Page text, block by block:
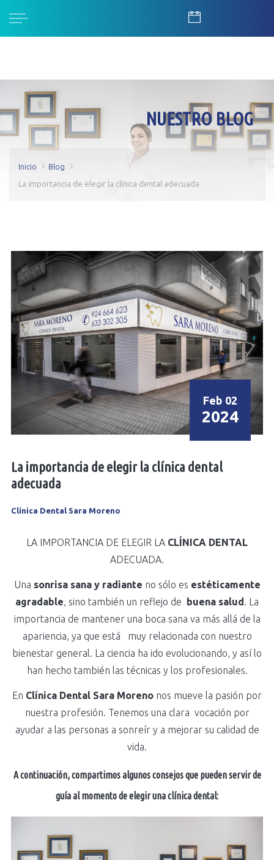
NUESTRO BLOG
Inicio
Blog
La importancia de elegir la clínica dental adecuada
Feb 02
2024
La importancia de elegir la clínica dental
adecuada
Clínica Dental Sara Moreno
LA IMPORTANCIA DE ELEGIR LA CLÍNICA DENTAL
ADECUADA.
Una sonrisa sana y radiante no sólo es estéticamente
agradable , sino también un reflejo de buena salud
. La
importancia de mantener una boca sana va más allá de la
apariencia, ya que está muy relacionada con nuestro
bienestar general. La ciencia ha ido evolucionando, y así lo
han hecho también las técnicas y los profesionales.
En Clínica Dental Sara Moreno nos mueve la pasión por
nuestra profesión. Tenemos una clara vocación por
ayudar a las personas a sonreír y a mejorar su calidad de
vida.
A continuación, compartimos algunos consejos que pueden servir de
guía al momento de elegir unaclínica dental :